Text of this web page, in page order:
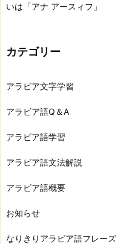
いは「アナ アースィフ」
カテゴリー
アラビア文字学習
アラビア語Q＆A
アラビア語学習
アラビア語文法解説
アラビア語概要
お知らせ
なりきりアラビア語フレーズ